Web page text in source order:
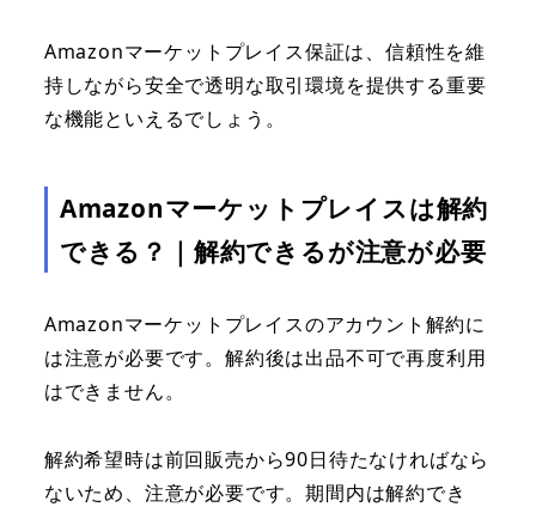
Amazonマーケットプレイス保証は、信頼性を維
持しながら安全で透明な取引環境を提供する重要
な機能といえるでしょう。
Amazonマーケットプレイスは解約
できる？｜解約できるが注意が必要
Amazonマーケットプレイスのアカウント解約に
は注意が必要です。解約後は出品不可で再度利用
はできません。
解約希望時は前回販売から90日待たなければなら
ないため、注意が必要です。期間内は解約でき